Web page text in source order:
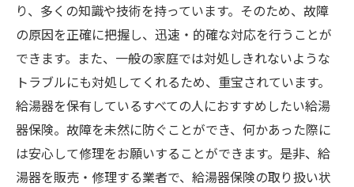
り、多くの知識や技術を持っています。そのため、故障
の原因を正確に把握し、迅速・的確な対応を行うことが
できます。また、一般の家庭では対処しきれないような
トラブルにも対処してくれるため、重宝されています。
給湯器を保有しているすべての人におすすめしたい給湯
器保険。故障を未然に防ぐことができ、何かあった際に
は安心して修理をお願いすることができます。是非、給
湯器を販売・修理する業者で、給湯器保険の取り扱い状